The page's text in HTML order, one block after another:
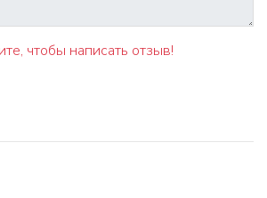
чтобы написать отзыв!